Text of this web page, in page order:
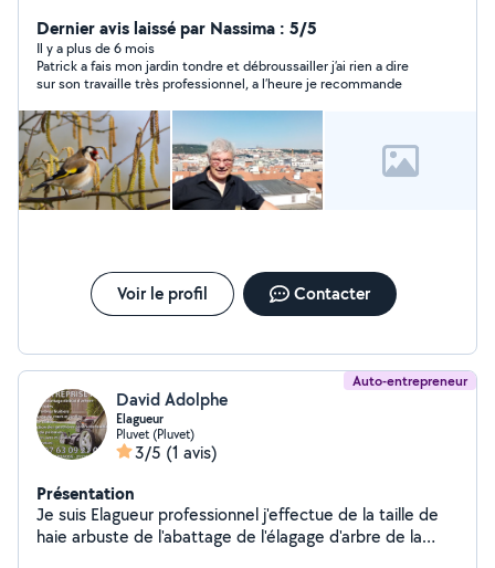
jardin, de votre verger. Je possède tout le matériel
nécessaire, remorque pour évacuer les déchets verts.
vidange, petite mécanique, entretient veh
Dernier avis laissé par Nassima : 5/5
Il y a plus de 6 mois
Patrick a fais mon jardin tondre et débroussailler j’ai rien a dire
sur son travaille très professionnel, a l’heure je recommande
Voir le profil Contacter
Auto-entrepreneur
David Adolphe
Elagueur
Pluvet (Pluvet)
3/5 (1 avis)
Présentation
Je suis Elagueur professionnel j'effectue de la taille de
haie arbuste de l'abattage de l'élagage d'arbre de la